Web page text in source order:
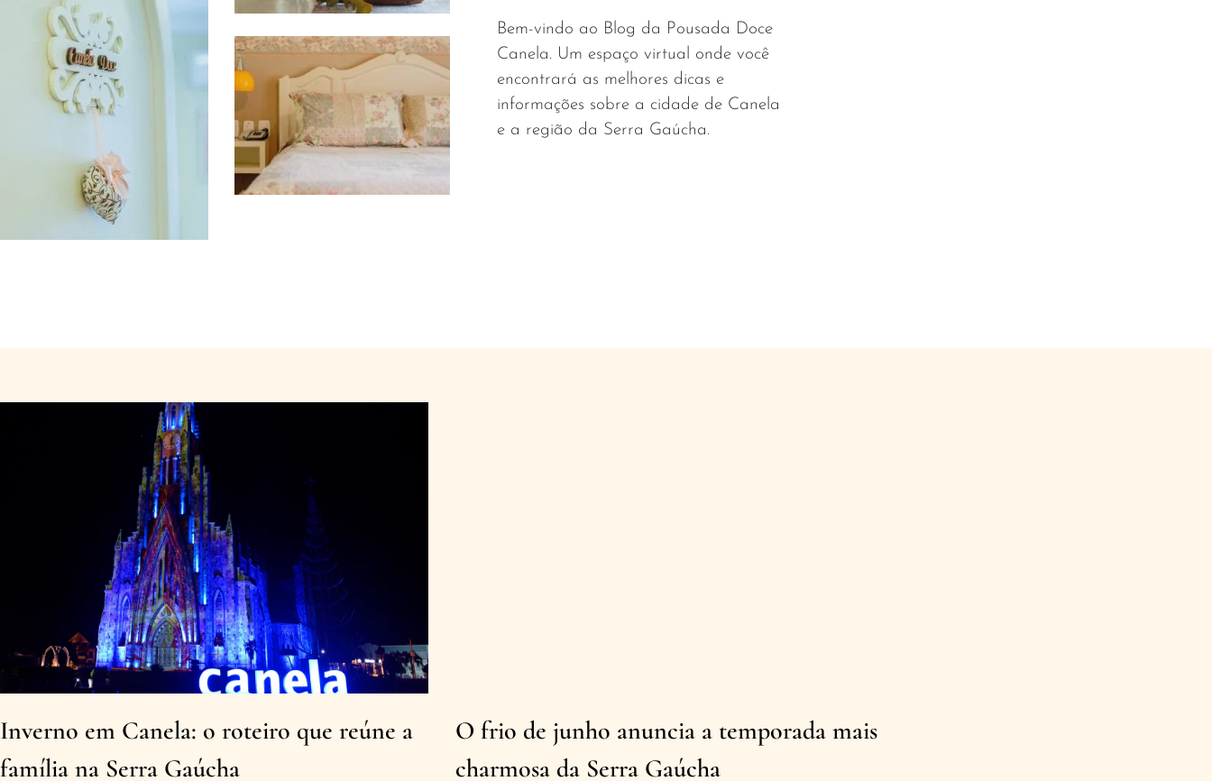
Bem-vindo ao Blog da Pousada Doce
Canela. Um espaço virtual onde você
encontrará as melhores dicas e
informações sobre a cidade de Canela
e a região da Serra Gaúcha.
Inverno em Canela: o roteiro que reúne a
família na Serra Gaúcha
O frio de junho anuncia a temporada mais
charmosa da Serra Gaúcha